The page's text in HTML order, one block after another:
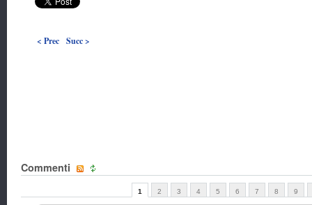
< Prec Succ >
Commenti
1 2 3 4 5 6 7 8 9